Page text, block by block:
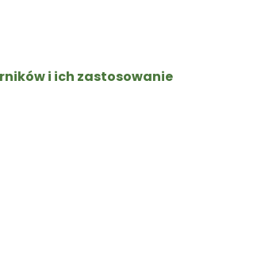
i ich zastosowanie